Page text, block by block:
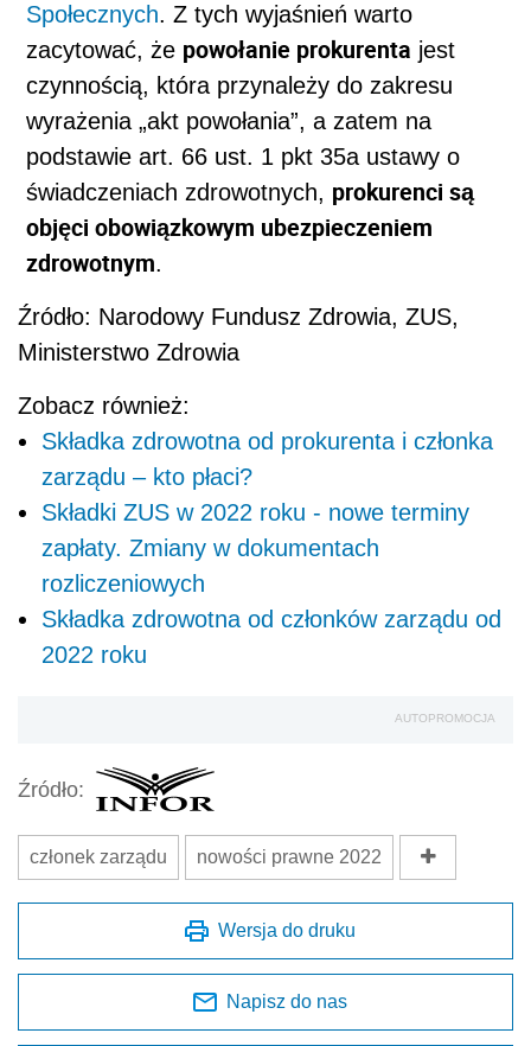
Społecznych. Z tych wyjaśnień warto
zacytować, że powołanie prokurenta jest
czynnością, która przynależy do zakresu
wyrażenia „akt powołania”, a zatem na
podstawie art. 66 ust. 1 pkt 35a ustawy o
świadczeniach zdrowotnych, prokurenci są
objęci obowiązkowym ubezpieczeniem
zdrowotnym.
Źródło: Narodowy Fundusz Zdrowia, ZUS,
Ministerstwo Zdrowia
Zobacz również:
Składka zdrowotna od prokurenta i członka
zarządu – kto płaci?
Składki ZUS w 2022 roku - nowe terminy
zapłaty. Zmiany w dokumentach
rozliczeniowych
Składka zdrowotna od członków zarządu od
2022 roku
AUTOPROMOCJA
Źródło:
członek zarządu nowości prawne 2022
Wersja do druku
Napisz do nas